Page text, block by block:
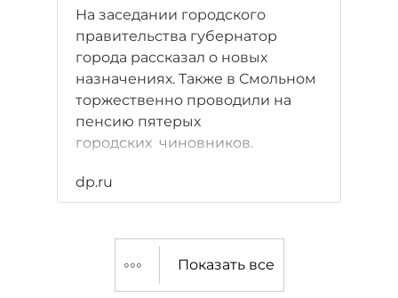
На заседании городского
правительства губернатор
города рассказал о новых
назначениях. Также в Смольном
торжественно проводили на
пенсию пятерых
городских чиновников.
dp.ru
Показать все